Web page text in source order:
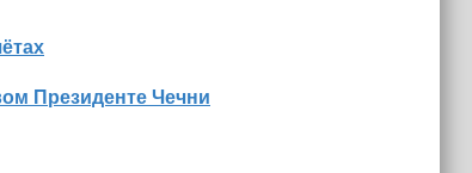
Президенте Чечни